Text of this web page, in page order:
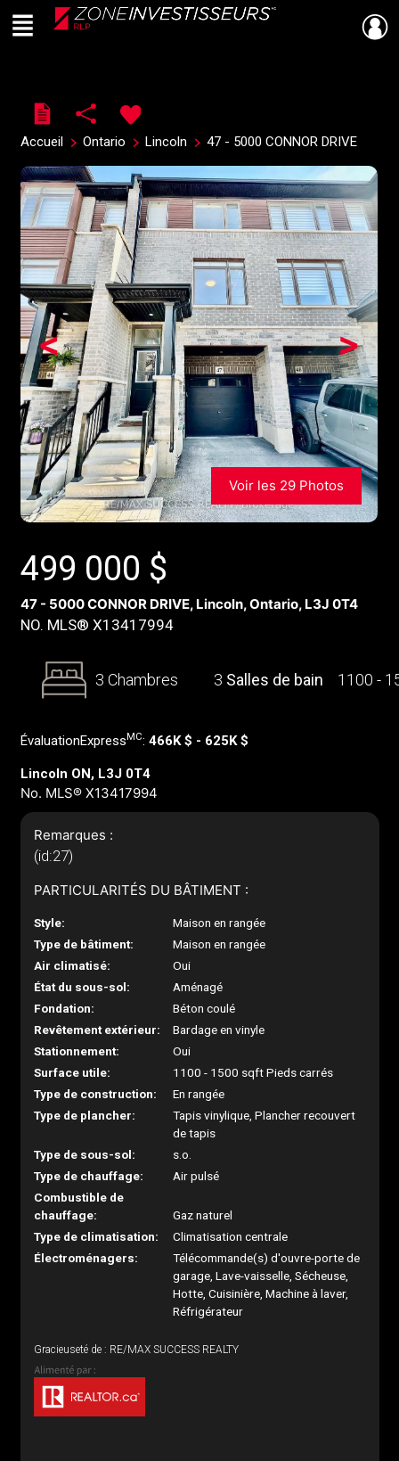
Live
En Direct
Menu
Accueil Ontario Lincoln 47 - 5000 CONNOR DRIVE
>
<
Voir les 29 Photos
499 000 $
47 - 5000 CONNOR DRIVE, Lincoln, Ontario, L3J 0T4
NO. MLS® X13417994
3 Chambres 3 Salles de bain 1100 -
ÉvaluationExpress MC: 466K $ - 625K $
Lincoln ON, L3J 0T4
No. MLS® X13417994
Remarques :
(id:27)
PARTICULARITÉS DU BÂTIMENT :
Style:
Maison en rangée
Type de bâtiment:
Maison en rangée
Air climatisé:
Oui
État du sous-sol:
Aménagé
Fondation:
Béton coulé
Revêtement extérieur:
Bardage en vinyle
Stationnement:
Oui
Surface utile:
1100 - 1500 sqft Pieds carrés
Type de construction:
En rangée
Type de plancher:
Tapis vinylique, Plancher recouvert
de tapis
Type de sous-sol:
s.o.
Type de chauffage:
Air pulsé
Combustible de
chauffage:
Gaz naturel
Type de climatisation:
Climatisation centrale
Électroménagers:
Télécommande(s) d'ouvre-porte de
garage, Lave-vaisselle, Sécheuse,
Hotte, Cuisinière, Machine à laver,
Réfrigérateur
Gracieuseté de : RE/MAX SUCCESS REALTY